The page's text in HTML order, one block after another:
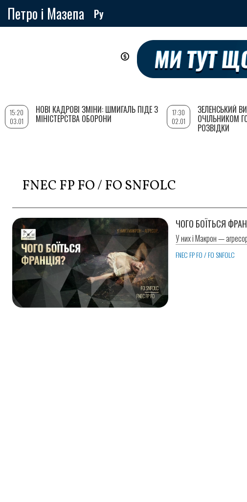
Петро і Мазепа Ру
FNEC FP FO / FO SNFOLC
ЧОГО БОЇТЬСЯ
У них і Макрон —
FNEC FP FO / FO SNFOLC
15:20
03.01
НОВІ КАДРОВІ ЗМІНИ: ШМИГАЛЬ ПІДЕ З
МІНІСТЕРСТВА ОБОРОНИ
17:30
02.01
ЗЕЛЕНСЬКИЙ
ОЧІЛЬНИКОМ
РОЗВІДКИ